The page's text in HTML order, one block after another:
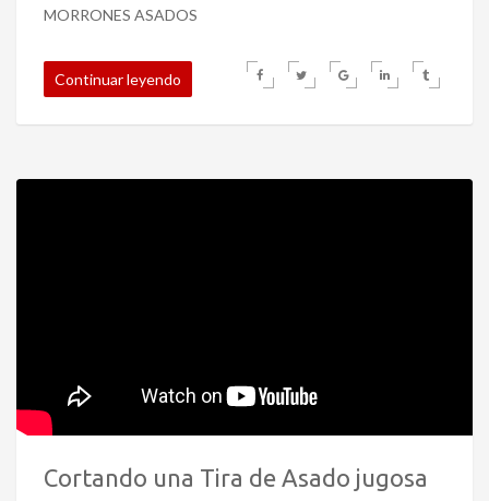
MORRONES ASADOS
Continuar leyendo
Cortando una Tira de Asado jugosa